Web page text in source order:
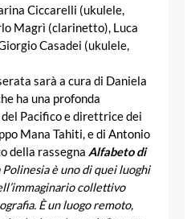
Ciccarelli (ukulele,
Magrì (clarinetto), Luca
Casadei (ukulele,
sarà a cura di Daniela
ha una profonda
Pacifico e direttrice dei
Mana Tahiti, e di Antonio
della rassegna Alfabeto di
Polinesia è uno di quei luoghi
collettivo
È un luogo remoto,